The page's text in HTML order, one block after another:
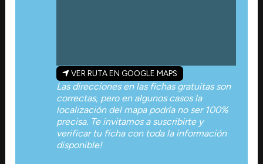
VER RUTA EN GOOGLE MAPS
Las direcciones en las fichas gratuitas son
correctas, pero en algunos casos la
localización del mapa podría no ser 100%
precisa. Te invitamos a suscribirte y
verificar tu ficha con toda la información
disponible!